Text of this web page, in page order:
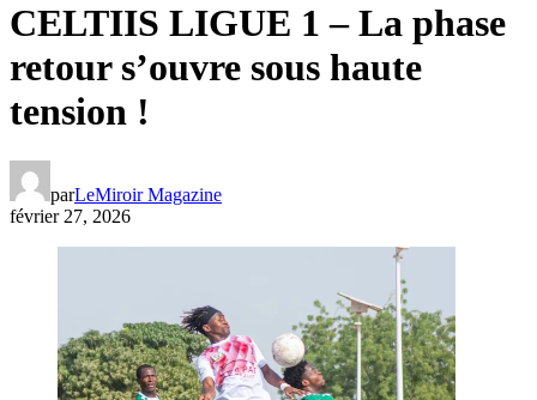
CELTIIS LIGUE 1 – La phase
retour s’ouvre sous haute
tension !
parLeMiroir Magazine
février 27, 2026